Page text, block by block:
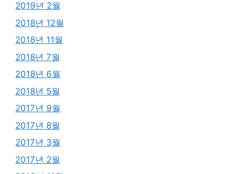
2019년 2월
2018년 12월
2018년 11월
2018년 7월
2018년 6월
2018년 5월
2017년 9월
2017년 8월
2017년 3월
2017년 2월